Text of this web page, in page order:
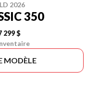
2026
350
299 $
MODÈLE